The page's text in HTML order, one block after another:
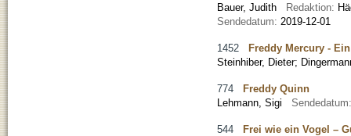
Bauer, Judith
Redaktion:
Sendedatum: 2019-12-01
1452 Freddy Mercury -
Steinhiber, Dieter;
774 Freddy Quinn
Lehmann, Sigi
544 Frei wie ein Vogel –